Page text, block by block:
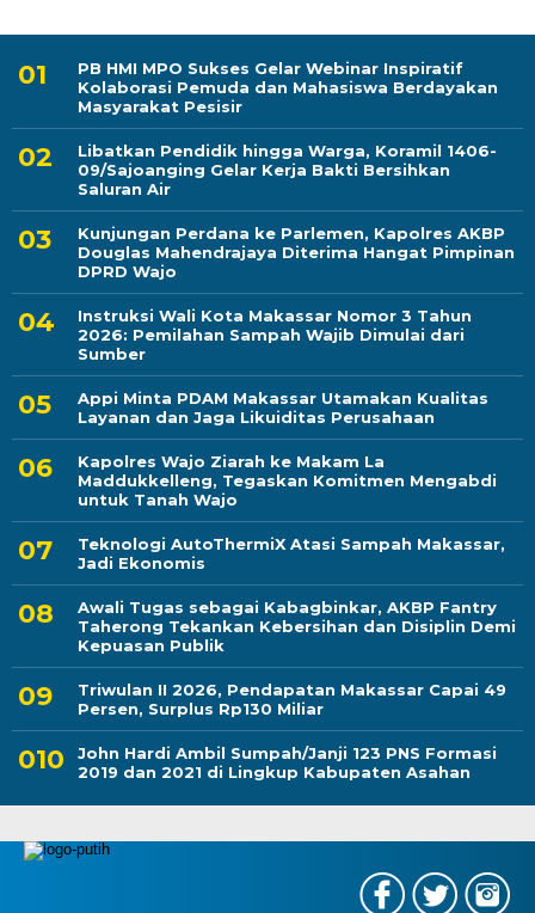
PB HMI MPO Sukses Gelar Webinar Inspiratif
Kolaborasi Pemuda dan Mahasiswa Berdayakan
Masyarakat Pesisir
Libatkan Pendidik hingga Warga, Koramil 1406-
09/Sajoanging Gelar Kerja Bakti Bersihkan
Saluran Air
Kunjungan Perdana ke Parlemen, Kapolres AKBP
Douglas Mahendrajaya Diterima Hangat Pimpinan
DPRD Wajo
Instruksi Wali Kota Makassar Nomor 3 Tahun
2026: Pemilahan Sampah Wajib Dimulai dari
Sumber
Appi Minta PDAM Makassar Utamakan Kualitas
Layanan dan Jaga Likuiditas Perusahaan
Kapolres Wajo Ziarah ke Makam La
Maddukkelleng, Tegaskan Komitmen Mengabdi
untuk Tanah Wajo
Teknologi AutoThermiX Atasi Sampah Makassar,
Jadi Ekonomis
Awali Tugas sebagai Kabagbinkar, AKBP Fantry
Taherong Tekankan Kebersihan dan Disiplin Demi
Kepuasan Publik
Triwulan II 2026, Pendapatan Makassar Capai 49
Persen, Surplus Rp130 Miliar
John Hardi Ambil Sumpah/Janji 123 PNS Formasi
2019 dan 2021 di Lingkup Kabupaten Asahan